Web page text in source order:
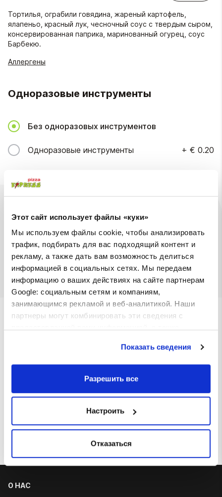
Этот сайт использует файлы «куки»
Мы используем файлы cookie, чтобы анализировать
трафик, подбирать для вас подходящий контент и
рекламу, а также дать вам возможность делиться
информацией в социальных сетях. Мы передаем
информацию о ваших действиях на сайте партнерам
Google: социальным сетям и компаниям,
занимающимся рекламой и веб-аналитикой. Наши
партнеры могут комбинировать эти сведения с
Показать сведения
Разрешить все
Настроить
Отказаться
Тортилья, ограбили говядина, жареный картофель,
ялапеньо, красный лук, чесночный соус с твердым сыром,
консервированная паприка, маринованный огурец, соус
Барбекю.
Аллергены
Одноразовые инструменты
Без одноразовых инструментов
Одноразовые инструменты + € 0.20
Тортилья, ограбили говядина, жареный картофель,
ялапеньо, красный лук, чесночный соус с твердым
сыром, консервированная паприка, маринованный
огурец, соус Барбекю.
Мы также предлагаем
салат айсберг, помидоры, хрустящая
€ 6.50
О НАС